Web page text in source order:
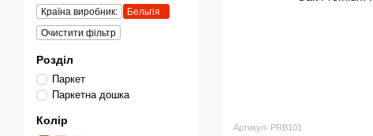
Артикул: PRB101
Країна виробник:
Бельгія
Очистити фільтр
Розділ
Паркет
Паркетна дошка
Колір